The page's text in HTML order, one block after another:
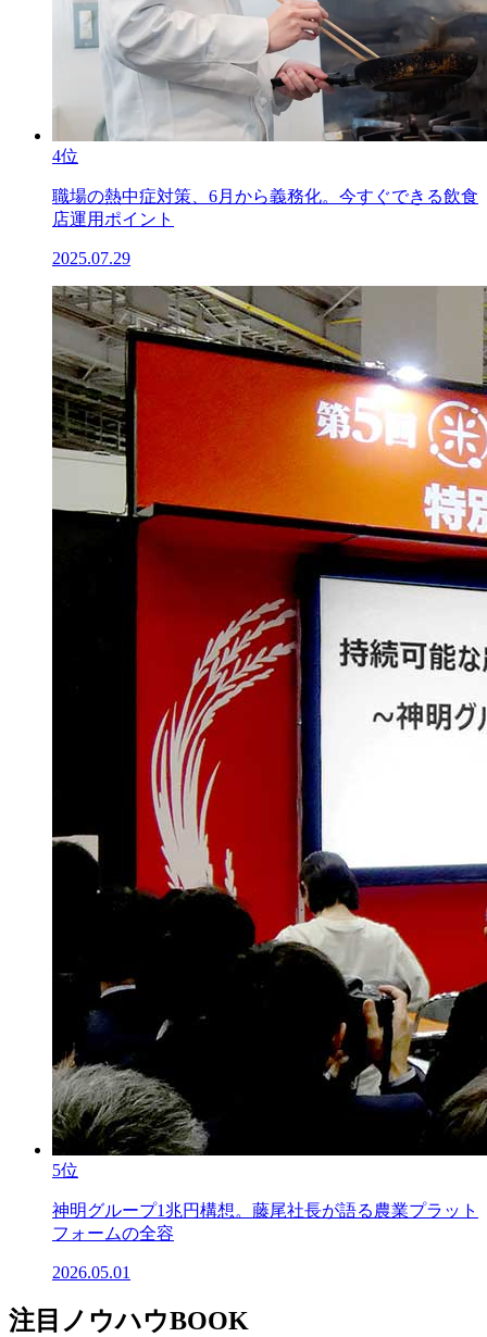
4位
職場の熱中症対策、6月から義務化。今すぐできる飲食
店運用ポイント
2025.07.29
5位
神明グループ1兆円構想。藤尾社長が語る農業プラット
フォームの全容
2026.05.01
注目ノウハウBOOK